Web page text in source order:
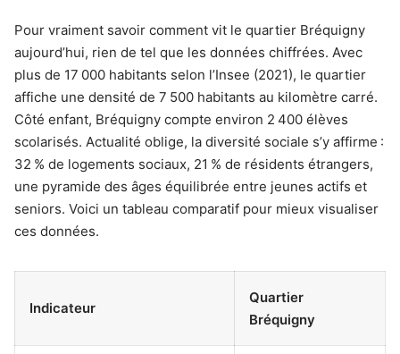
Pour vraiment savoir comment vit le quartier Bréquigny
aujourd’hui, rien de tel que les données chiffrées. Avec
plus de 17 000 habitants selon l’Insee (2021), le quartier
affiche une densité de 7 500 habitants au kilomètre carré.
Côté enfant, Bréquigny compte environ 2 400 élèves
scolarisés. Actualité oblige, la diversité sociale s’y affirme :
32 % de logements sociaux, 21 % de résidents étrangers,
une pyramide des âges équilibrée entre jeunes actifs et
seniors. Voici un tableau comparatif pour mieux visualiser
ces données.
Indicateur
Quartier
Bréquigny